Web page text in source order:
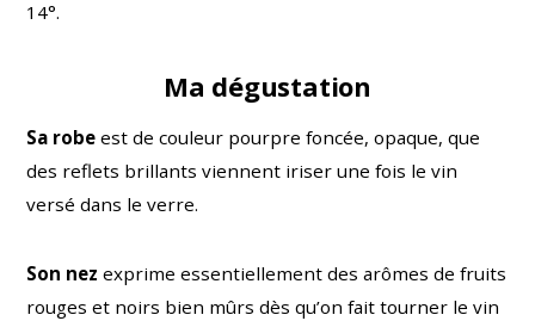
14°.
Ma dégustation
Sa robe est de couleur pourpre foncée, opaque, que
des reflets brillants viennent iriser une fois le vin
versé dans le verre.
Son nez exprime essentiellement des arômes de fruits
rouges et noirs bien mûrs dès qu’on fait tourner le vin